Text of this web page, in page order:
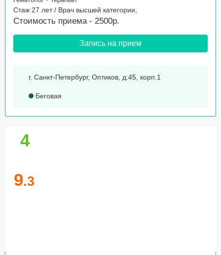
Стаж 27 лет / Врач высшей категории,
Стоимость приема - 2500р.
Запись на прием
г. Санкт-Петербург, Оптиков, д.45, корп.1
Беговая
4
9.3